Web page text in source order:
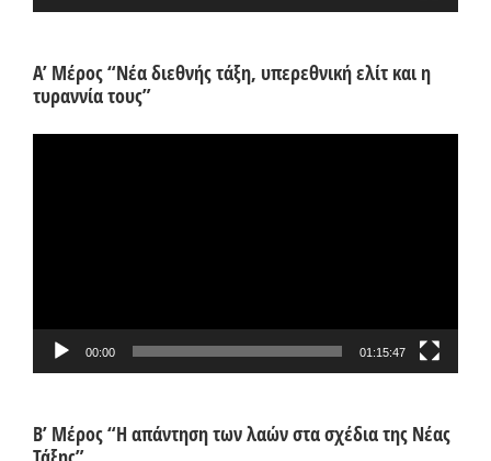
Α’ Μέρος “Νέα διεθνής τάξη, υπερεθνική ελίτ και η
τυραννία τους”
00:00 01:15:47
Β’ Μέρος “Η απάντηση των λαών στα σχέδια της Νέας